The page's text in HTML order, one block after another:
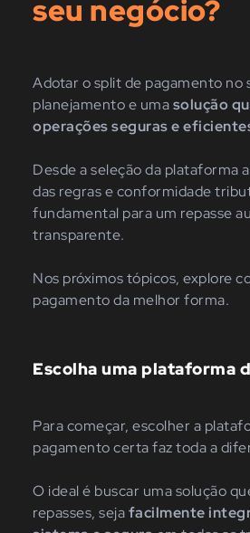
seu negócio?
Adotar o split de pagamento no
planejamento e umasolução
operações seguras e
Desde a seleção da plataforma
das regras e conformidade
fundamental para um repasse
transparente.
Nos próximos tópicos, explore
pagamento da melhor forma.
Escolha uma plataforma
Para começar, escolher a
pagamento certa faz toda a
O ideal é buscar uma solução
repasses, sejafacilmente